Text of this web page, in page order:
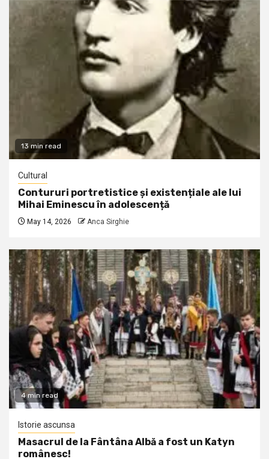
13 min read
Cultural
Contururi portretistice și existențiale ale lui
Mihai Eminescu în adolescență
May 14, 2026 Anca Sirghie
4 min read
Istorie ascunsa
Masacrul de la Fântâna Albă a fost un Katyn
românesc!